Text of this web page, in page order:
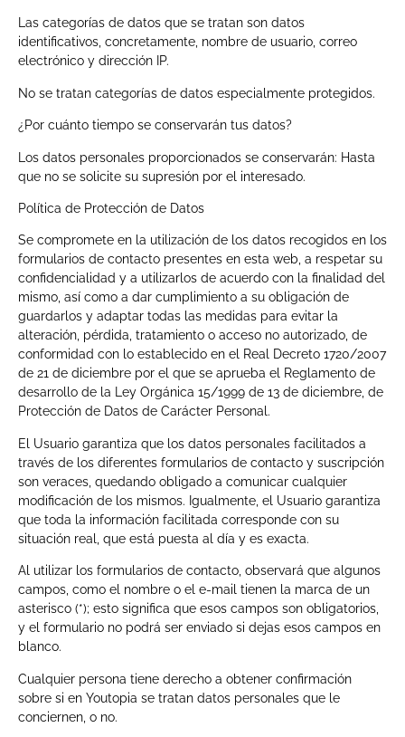
Las categorías de datos que se tratan son datos
identificativos, concretamente, nombre de usuario, correo
electrónico y dirección IP.
No se tratan categorías de datos especialmente protegidos.
¿Por cuánto tiempo se conservarán tus datos?
Los datos personales proporcionados se conservarán: Hasta
que no se solicite su supresión por el interesado.
Política de Protección de Datos
Se compromete en la utilización de los datos recogidos en los
formularios de contacto presentes en esta web, a respetar su
confidencialidad y a utilizarlos de acuerdo con la finalidad del
mismo, así como a dar cumplimiento a su obligación de
guardarlos y adaptar todas las medidas para evitar la
alteración, pérdida, tratamiento o acceso no autorizado, de
conformidad con lo establecido en el Real Decreto 1720/2007
de 21 de diciembre por el que se aprueba el Reglamento de
desarrollo de la Ley Orgánica 15/1999 de 13 de diciembre, de
Protección de Datos de Carácter Personal.
El Usuario garantiza que los datos personales facilitados a
través de los diferentes formularios de contacto y suscripción
son veraces, quedando obligado a comunicar cualquier
modificación de los mismos. Igualmente, el Usuario garantiza
que toda la información facilitada corresponde con su
situación real, que está puesta al día y es exacta.
Al utilizar los formularios de contacto, observará que algunos
campos, como el nombre o el e-mail tienen la marca de un
asterisco (*); esto significa que esos campos son obligatorios,
y el formulario no podrá ser enviado si dejas esos campos en
blanco.
Cualquier persona tiene derecho a obtener confirmación
sobre si en Youtopia se tratan datos personales que le
conciernen, o no.